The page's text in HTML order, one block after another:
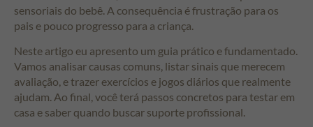
sensoriais do bebê. A consequência é frustração para os
pais e pouco progresso para a criança.
Neste artigo eu apresento um guia prático e fundamentado.
Vamos analisar causas comuns, listar sinais que merecem
avaliação, e trazer exercícios e jogos diários que realmente
ajudam. Ao final, você terá passos concretos para testar em
casa e saber quando buscar suporte profissional.